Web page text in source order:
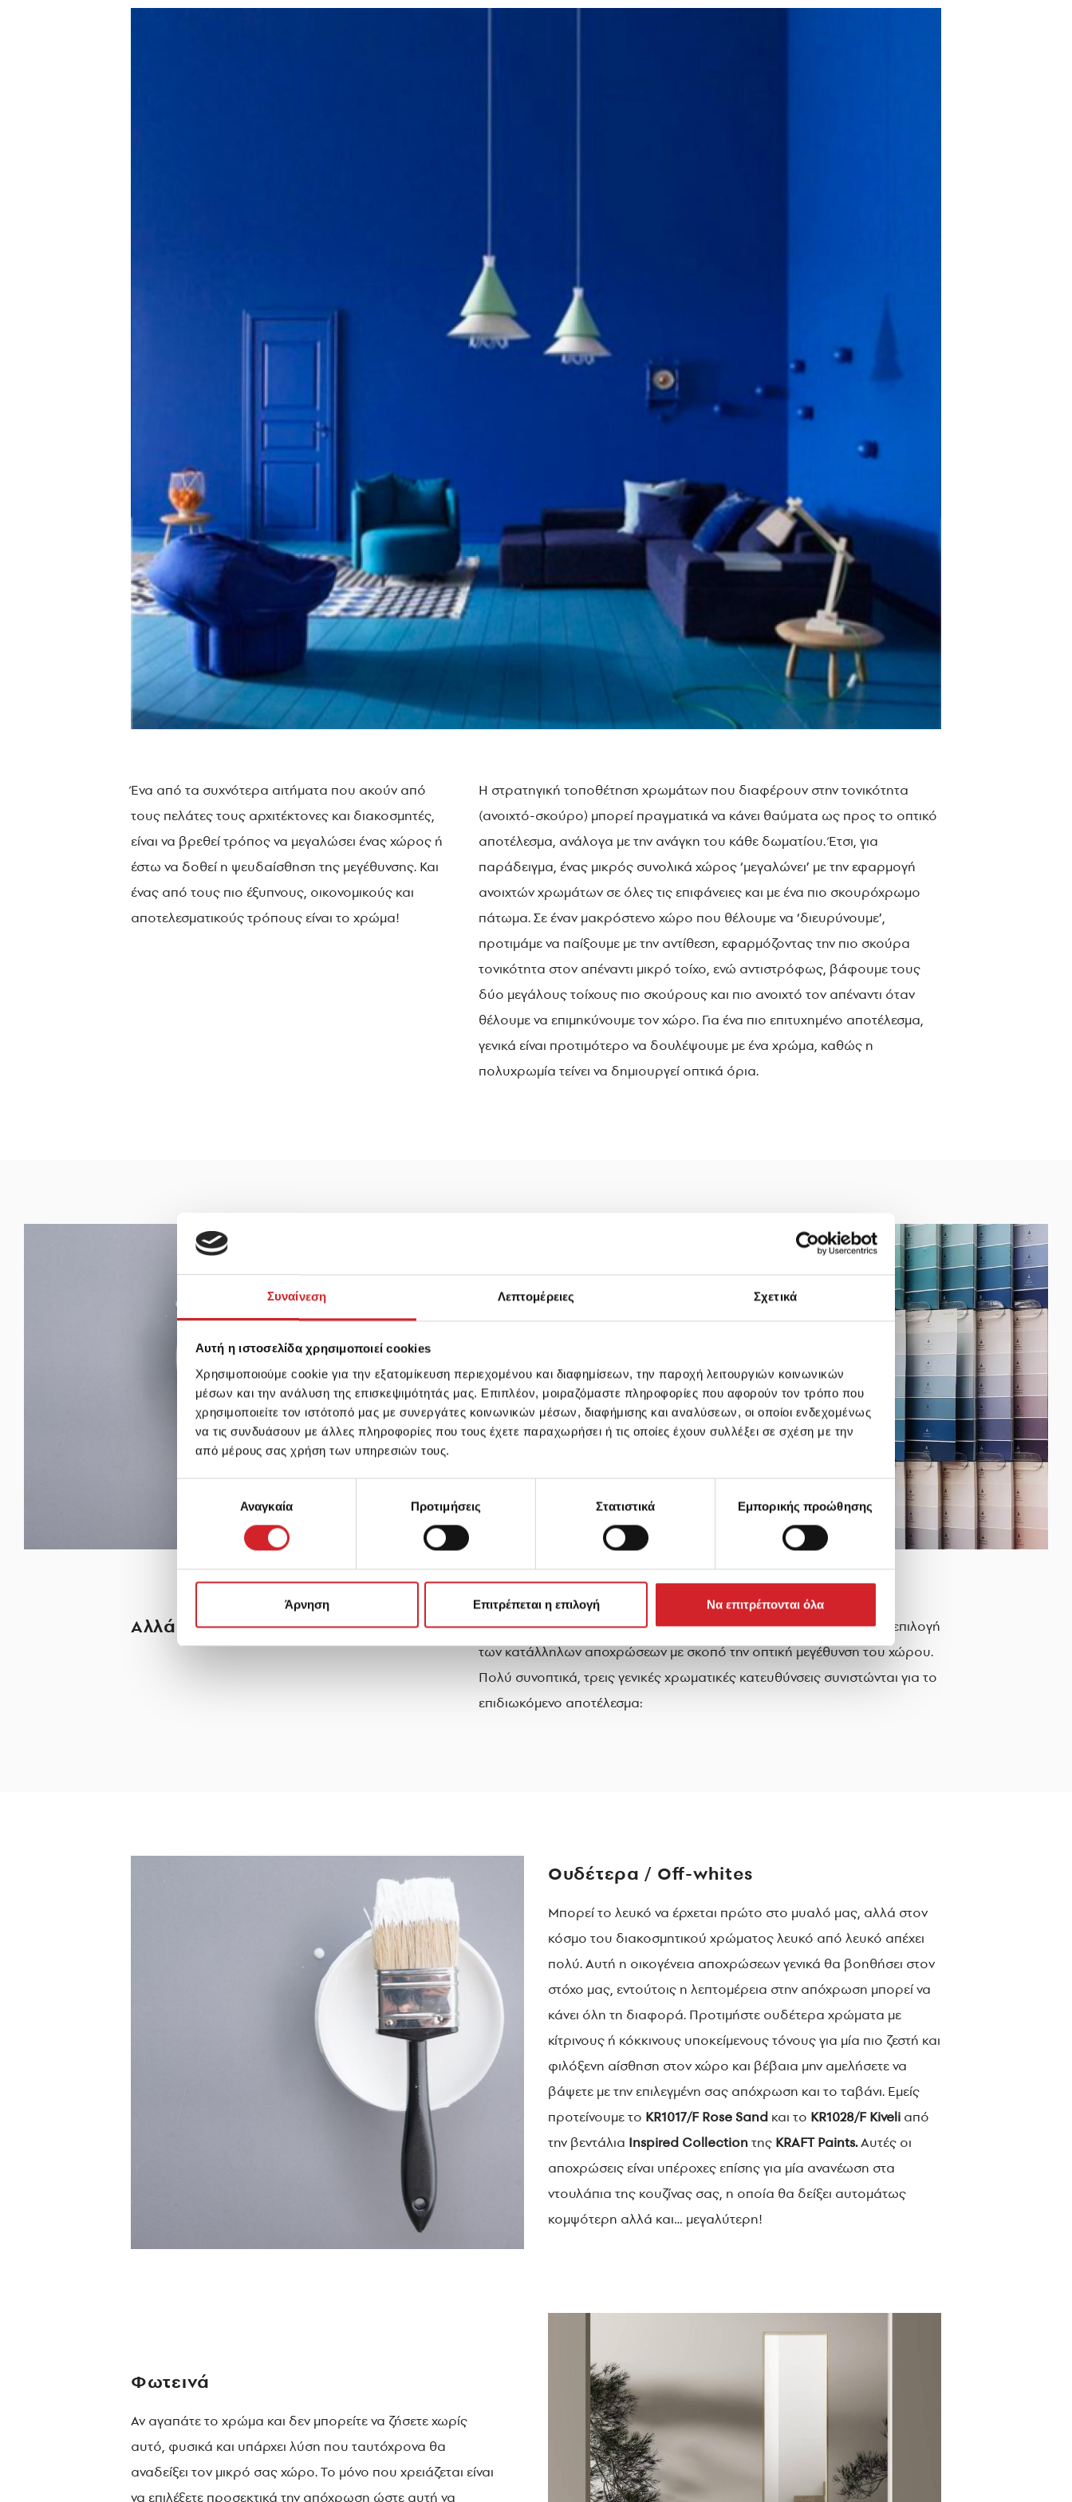
Συναίνεση Λεπτομέρειες Σχετικά
Αυτή η ιστοσελίδα χρησιμοποιεί cookies
Χρησιμοποιούμε cookie για την εξατομίκευση περιεχομένου και διαφημίσεων, την παροχή λειτουργιών κοινωνικών
μέσων και την ανάλυση της επισκεψιμότητάς μας. Επιπλέον, μοιραζόμαστε πληροφορίες που αφορούν τον τρόπο που
χρησιμοποιείτε τον ιστότοπό μας με συνεργάτες κοινωνικών μέσων, διαφήμισης και αναλύσεων, οι οποίοι ενδεχομένως
να τις συνδυάσουν με άλλες πληροφορίες που τους έχετε παραχωρήσει ή τις οποίες έχουν συλλέξει σε σχέση με την
από μέρους σας χρήση των υπηρεσιών τους.
συγκατάθεσηςΑναγκαία Προτιμήσεις Στατιστικά Εμπορικής προώθησης
Άρνηση Επιτρέπεται η επιλογή Να επιτρέπονται όλα
Ένα από τα συχνότερα αιτήματα που ακούν από
τους πελάτες τους αρχιτέκτονες και διακοσμητές,
είναι να βρεθεί τρόπος να μεγαλώσει ένας χώρος ή
έστω να δοθεί η ψευδαίσθηση της μεγέθυνσης. Και
ένας από τους πιο έξυπνους, οικονομικούς και
αποτελεσματικούς τρόπους είναι το χρώμα!
Η στρατηγική τοποθέτηση χρωμάτων που διαφέρουν στην τονικότητα
(ανοιχτό-σκούρο) μπορεί πραγματικά να κάνει θαύματα ως προς το οπτικό
αποτέλεσμα, ανάλογα με την ανάγκη του κάθε δωματίου. Έτσι, για
παράδειγμα, ένας μικρός συνολικά χώρος ‘μεγαλώνει’ με την εφαρμογή
ανοιχτών χρωμάτων σε όλες τις επιφάνειες και με ένα πιο σκουρόχρωμο
πάτωμα. Σε έναν μακρόστενο χώρο που θέλουμε να ‘διευρύνουμε’,
προτιμάμε να παίξουμε με την αντίθεση, εφαρμόζοντας την πιο σκούρα
τονικότητα στον απέναντι μικρό τοίχο, ενώ αντιστρόφως, βάφουμε τους
δύο μεγάλους τοίχους πιο σκούρους και πιο ανοιχτό τον απέναντι όταν
θέλουμε να επιμηκύνουμε τον χώρο. Για ένα πιο επιτυχημένο αποτέλεσμα,
γενικά είναι προτιμότερο να δουλέψουμε με ένα χρώμα, καθώς η
πολυχρωμία τείνει να δημιουργεί οπτικά όρια.
Αλλά ποιο χρώμα;
Εκτός από τη στρατηγική τοποθέτηση, εξ ίσου σημαντική είναι και η επιλογή
των κατάλληλων αποχρώσεων με σκοπό την οπτική μεγέθυνση του χώρου.
Πολύ συνοπτικά, τρεις γενικές χρωματικές κατευθύνσεις συνιστώνται για το
επιδιωκόμενο αποτέλεσμα:
Ουδέτερα / Off-whites
Μπορεί το λευκό να έρχεται πρώτο στο μυαλό μας, αλλά στον
κόσμο του διακοσμητικού χρώματος λευκό από λευκό απέχει
πολύ. Αυτή η οικογένεια αποχρώσεων γενικά θα βοηθήσει στον
στόχο μας, εντούτοις η λεπτομέρεια στην απόχρωση μπορεί να
κάνει όλη τη διαφορά. Προτιμήστε ουδέτερα χρώματα με
κίτρινους ή κόκκινους υποκείμενους τόνους για μία πιο ζεστή και
φιλόξενη αίσθηση στον χώρο και βέβαια μην αμελήσετε να
βάψετε με την επιλεγμένη σας απόχρωση και το ταβάνι. Εμείς
προτείνουμε το KR1017/F RoseSand και το KR1028/F Kiveli από
την βεντάλια Inspired Collectionτης KRAFT Paints.Αυτές οι
αποχρώσεις είναι υπέροχες επίσης για μία ανανέωση στα
ντουλάπια της κουζίνας σας, η οποία θα δείξει αυτομάτως
κομψότερη αλλά και… μεγαλύτερη!
Φωτεινά
Αν αγαπάτε το χρώμα και δεν μπορείτε να ζήσετε χωρίς
αυτό, φυσικά και υπάρχει λύση που ταυτόχρονα θα
αναδείξει τον μικρό σας χώρο. Το μόνο που χρειάζεται είναι
να επιλέξετε προσεκτικά την απόχρωση ώστε αυτή να